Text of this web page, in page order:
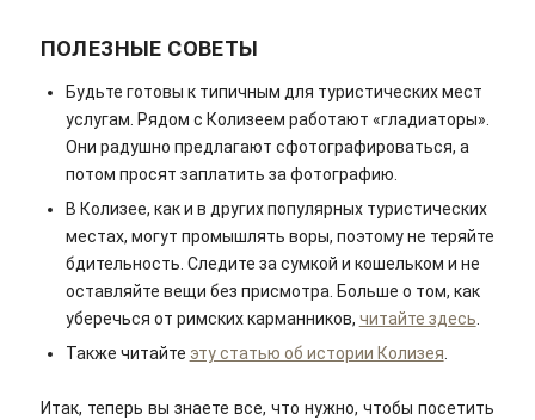
ПОЛЕЗНЫЕ СОВЕТЫ
Будьте готовы к типичным для туристических мест
услугам. Рядом с Колизеем работают «гладиаторы».
Они радушно предлагают сфотографироваться, а
потом просят заплатить за фотографию.
В Колизее, как и в других популярных туристических
местах, могут промышлять воры, поэтому не теряйте
бдительность. Следите за сумкой и кошельком и не
оставляйте вещи без присмотра. Больше о том, как
уберечься от римских карманников, читайте здесь
Также читайте эту статью об истории Колизея
Итак, теперь вы знаете все, что нужно, чтобы посетить